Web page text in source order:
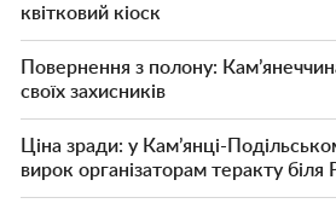
квітковий кіоск
Повернення з полону:
своїх захисників
Ціна зради: у Кам’янці-
вирок організаторам теракту